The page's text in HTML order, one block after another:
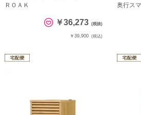
ＲＯＡＫ
￥36,273 (税抜)
￥39,900 (税込)
奥行ス